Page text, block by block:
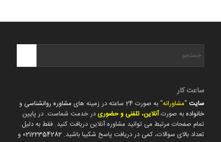
ساعت کار
سایت"مشاورانه" به صورت 24 ساعته در زمینه های مشاوره روانشناسی و
خانوادهبه صورتآنلاین، تلفنی و حضوریدر خدمت شماست. در پایین
تمام صفحات مرتبط می توانید مشاوره آنلاین دریافت کنید. فقط به دلیل
تعداد بالای سوالات، کمی در دریافت پاسخ شکیبا باشید. 02122354282 و